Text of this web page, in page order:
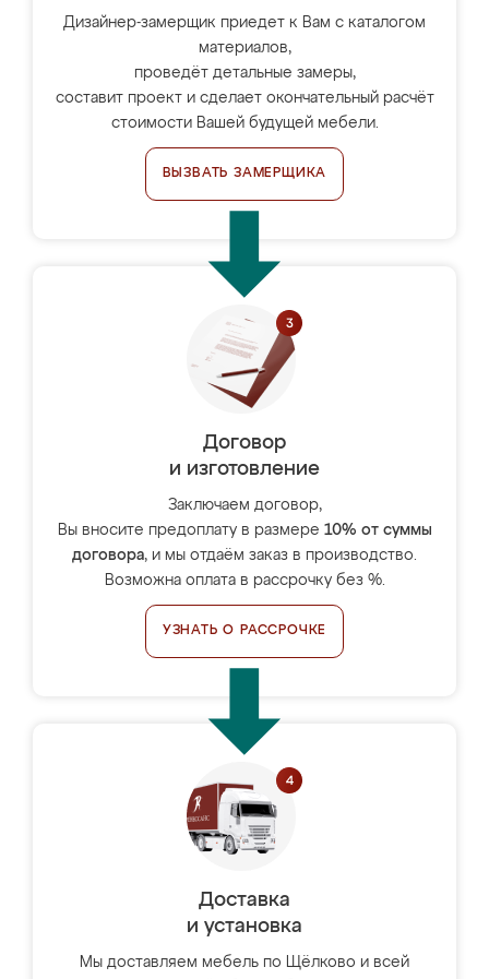
Дизайнер-замерщик приедет к Вам с каталогом
материалов,
проведёт детальные замеры,
составит проект и сделает окончательный расчёт
стоимости Вашей будущей мебели.
ВЫЗВАТЬ ЗАМЕРЩИКА
Договор
и изготовление
Заключаем договор,
Вы вносите предоплату в размере 10% от суммы
договора, и мы отдаём заказ в производство.
Возможна оплата в рассрочку без %.
УЗНАТЬ О РАССРОЧКЕ
Доставка
и установка
Мы доставляем мебель по Щёлково и всей